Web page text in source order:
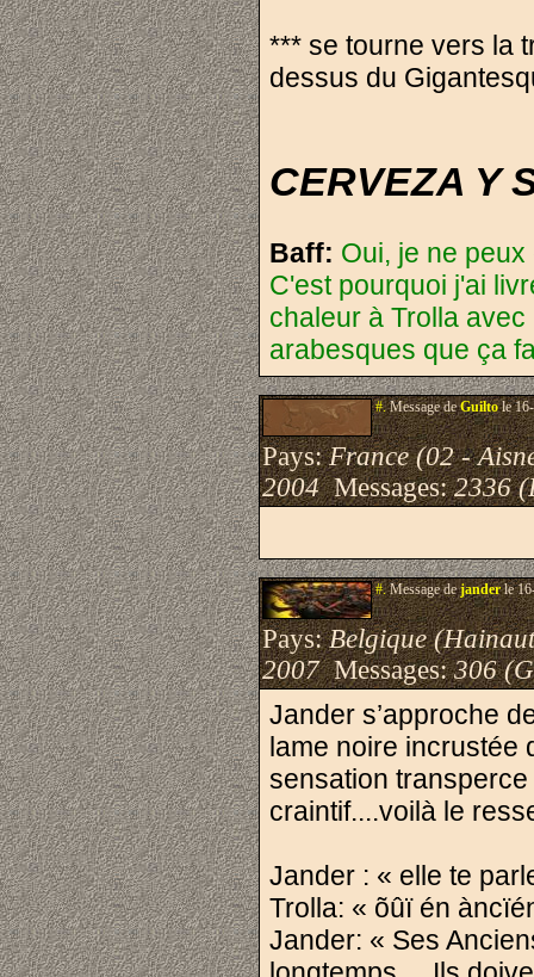
*** se tourne vers la
dessus du
CERVEZA Y
Baff: Oui, je ne
C'est pourquoi j'ai
chaleur à Trolla
arabesques que ça
#.Message deGuiltole
Pays:France (02 -
2004Messages:2336
#.Message dejanderle
Pays:Belgique
2007Messages:306
Jander s’approche
lame noire incrustée
sensation
craintif....voilà le
Jander : « elle te
Trolla: « õûï én
Jander: « Ses